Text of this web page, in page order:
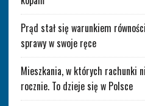
Prąd stał się warunkiem
sprawy w swoje ręce
Mieszkania, w których rachunki
rocznie. To dzieje się w Polsce